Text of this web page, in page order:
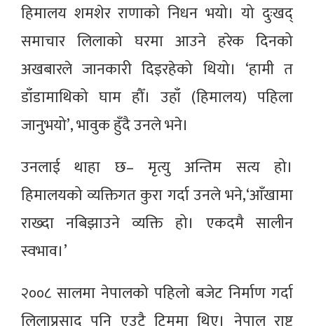
हिमालय शमशेर राणाको निधन भयो। यो दुःखद्
समाचार लिलाको घरमा आउने हरेक दिनको
अखबारले जानकारी दिइरहेको थियो। ‘हामी त
डाँडामाथिको घाम हौँ। उहाँ (हिमालय) पहिला
जानुभयो’, भावुक हुँदै उनले भने।
उनलाई थाहा छ– मृत्यु अन्तिम सत्य हो।
हिमालयको व्यक्तिगत कुरा गर्दा उनले भने,‘आँखामा
राख्दा नबिझाउने व्यक्ति हो। एकदमै सालीन
स्वभाव।’
२००८ सालमा नेपालको पहिलो बजेट निर्माण गर्दा